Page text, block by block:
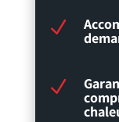
N
N